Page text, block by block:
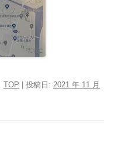
TOP | 投稿日: 2021 年 11 月